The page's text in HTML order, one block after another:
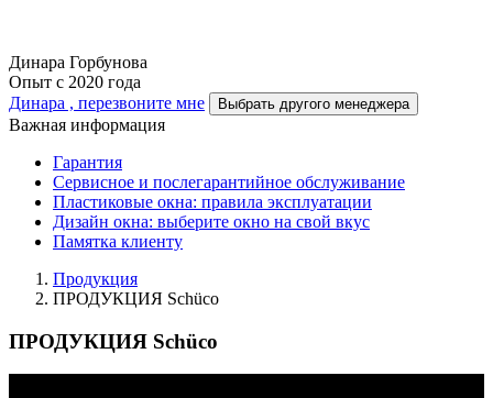
Динара Горбунова
Опыт с 2020 года
Динара , перезвоните мне
Выбрать другого менеджера
Важная информация
Гарантия
Cервисное и послегарантийное обслуживание
Пластиковые окна: правила эксплуатации
Дизайн окна: выберите окно на свой вкус
Памятка клиенту
Продукция
ПРОДУКЦИЯ Schüco
ПРОДУКЦИЯ Schüco